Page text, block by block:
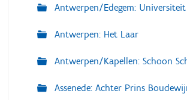
Antwerpen/Edegem:
Antwerpen: Het Laar
Antwerpen/Kapellen: Schoon
Assenede: Achter Prins